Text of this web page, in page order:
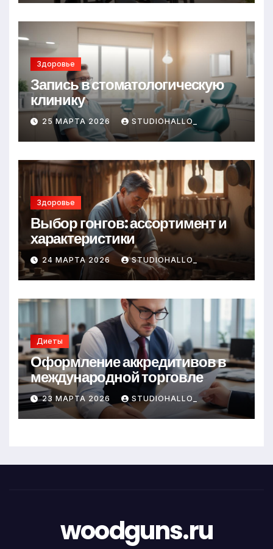
Здоровье
Запись в стоматологическую
клинику
25 МАРТА 2026 STUDIOHALLO_
Здоровье
Выбор гонгов: ассортимент и
характеристики
24 МАРТА 2026 STUDIOHALLO_
Диеты
Оформление аккредитивов в
международной торговле
23 МАРТА 2026 STUDIOHALLO_
woodguns.ru